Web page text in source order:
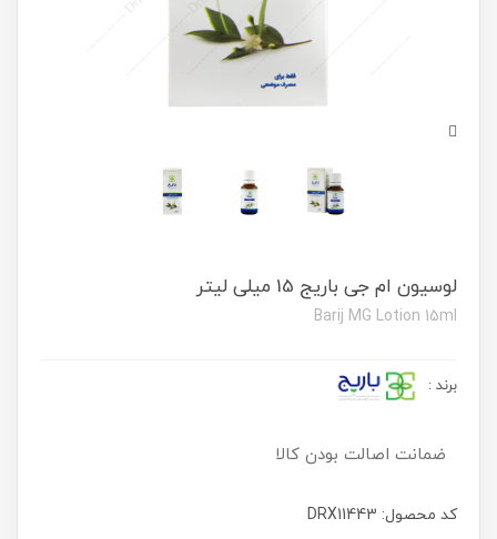
لوسیون ام جی باریج 15 میلی لیتر
Barij MG Lotion 15ml
برند :
ضمانت اصالت بودن کالا
کد محصول: DRX11443